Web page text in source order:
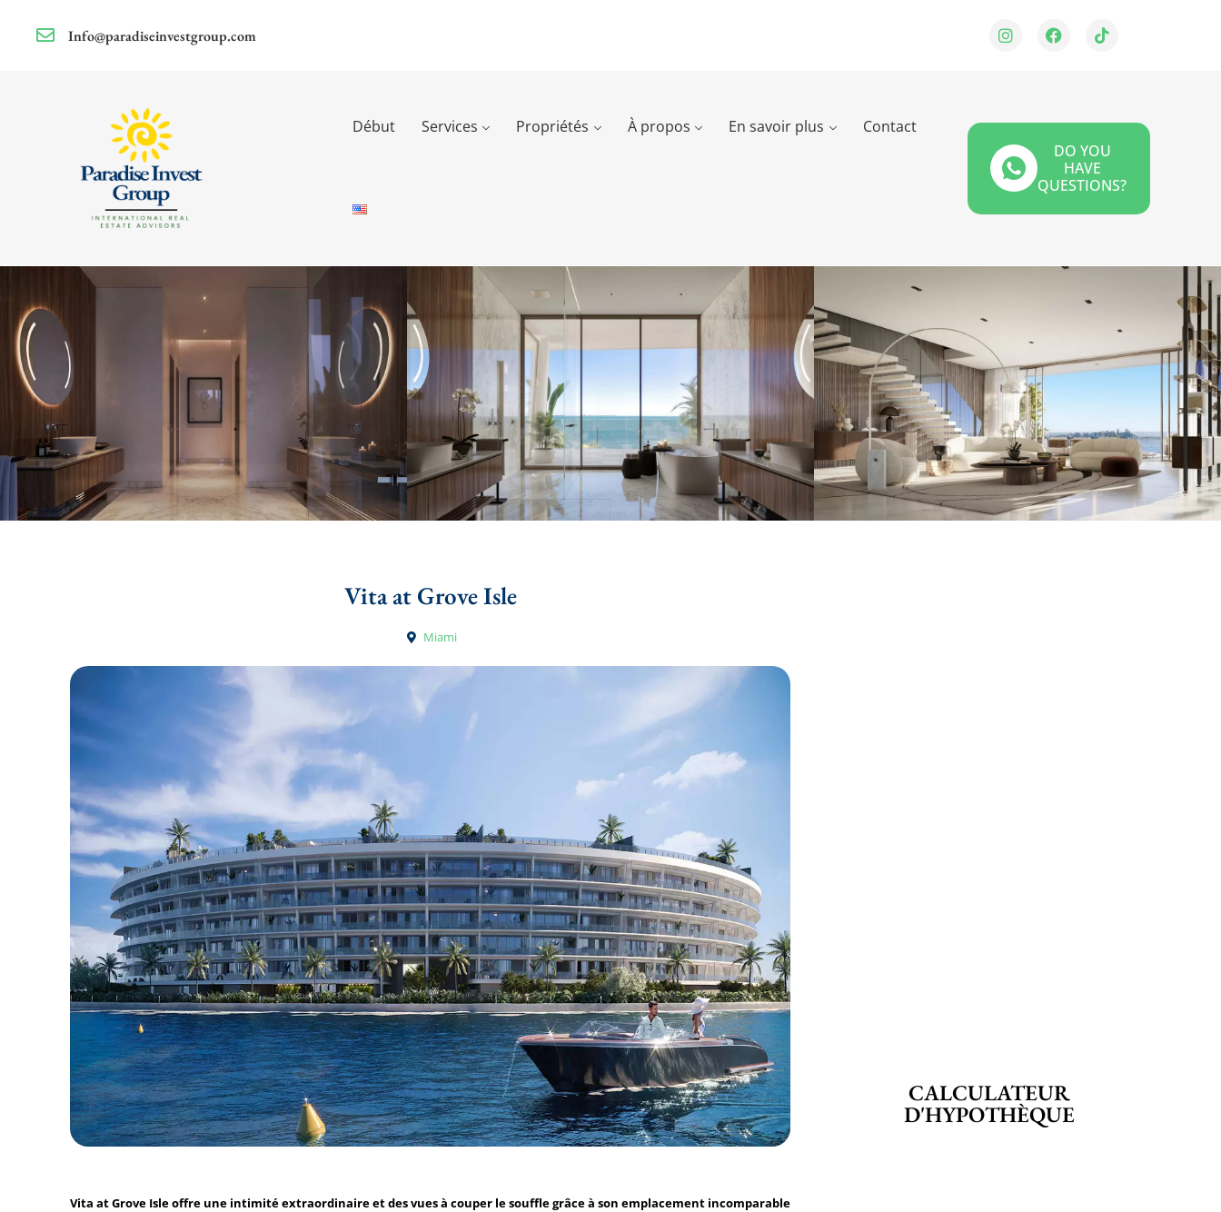
Info@paradiseinvestgroup.com
Début Services Propriétés À propos En savoir plus
Contact
DO YOU
HAVE
QUESTIONS?
Vita at Grove Isle
Miami
Vita at Grove Isle offre une intimité extraordinaire et des vues à couper le souffle grâce à son emplacement incomparable
CALCULATEUR
D'HYPOTHÈQUE